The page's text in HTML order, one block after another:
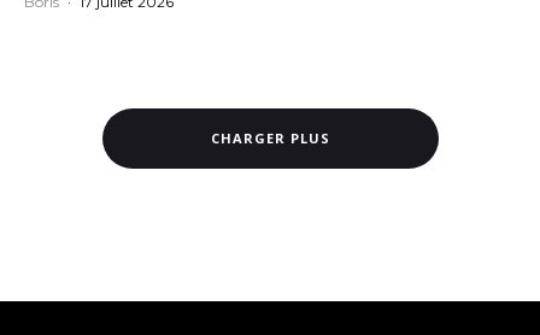
CHARGER PLUS